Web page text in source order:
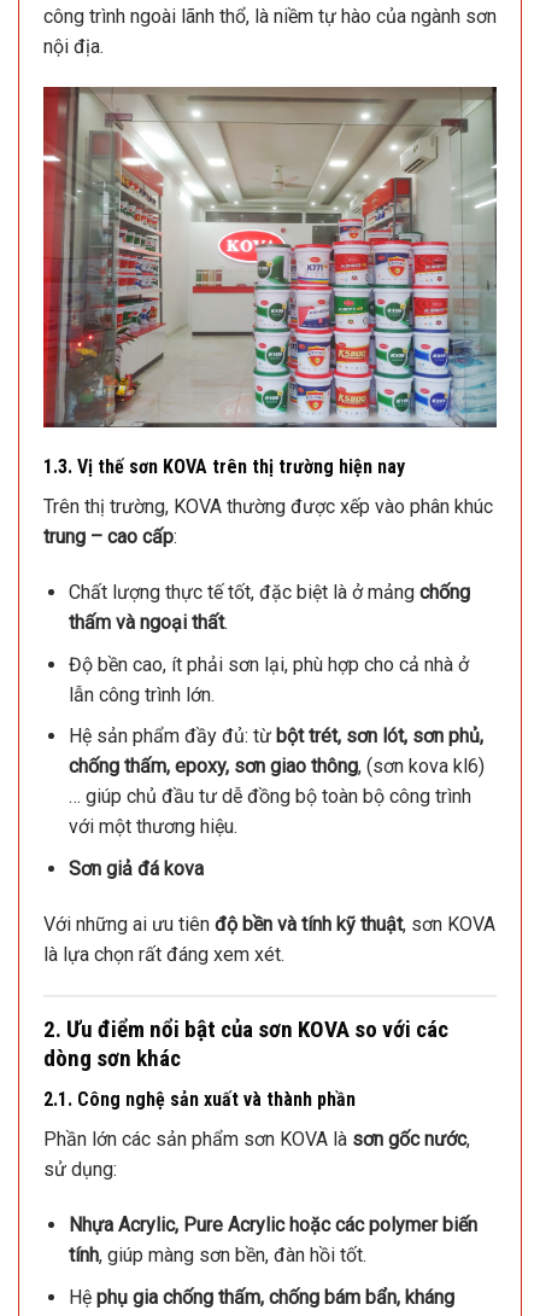
công trình ngoài lãnh thổ, là niềm tự hào của ngành sơn
nội địa.
1.3. Vị thế sơn KOVA trên thị trường hiện nay
Trên thị trường, KOVA thường được xếp vào phân khúc
trung – cao cấp:
Chất lượng thực tế tốt, đặc biệt là ở mảng chống
thấm và ngoại thất.
Độ bền cao, ít phải sơn lại, phù hợp cho cả nhà ở
lẫn công trình lớn.
Hệ sản phẩm đầy đủ: từ bột trét, sơn lót, sơn phủ,
chống thấm, epoxy, sơn giao thông, (sơn kova kl6​)
… giúp chủ đầu tư dễ đồng bộ toàn bộ công trình
với một thương hiệu.
Sơn giả đá kova​
Với những ai ưu tiên độ bền và tính kỹ thuật, sơn KOVA
là lựa chọn rất đáng xem xét.
2. Ưu điểm nổi bật của sơn KOVA so với các
dòng sơn khác
2.1. Công nghệ sản xuất và thành phần
Phần lớn các sản phẩm sơn KOVA là sơn gốc nước,
sử dụng:
Nhựa Acrylic, Pure Acrylic hoặc các polymer biến
tính, giúp màng sơn bền, đàn hồi tốt.
Hệ phụ gia chống thấm, chống bám bẩn, kháng